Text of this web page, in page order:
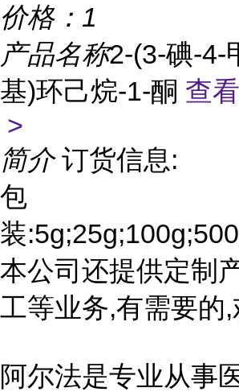
价格： 1
产品名称2-(3-碘-4-
基)环己烷-1-酮 查
>
简介 订货信息:
包
装
本公司还提供定制
工等业务,有需要的
阿尔法是专业从事